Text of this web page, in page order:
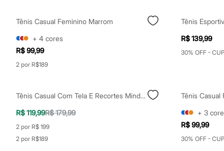
Chapéus e Bonés
Cintos
Carteiras
Óculos
Relógios
Calçados
Sapatos
Sandálias e Papetes
Tênis
Moda esportiva
Acessórios
Bermudas
Camisetas
Tênis Casual Feminino Marrom
+ 4 cores
R$ 99,99
2 por R$189
Tênis
R$ 139,99
30% OFF -
Tênis Casual Com Tela E Recortes Mindset Marrom
R$ 119,99R$ 179,99
2 por R$ 199
2 por R$189
Tênis Casual
+ 3
R$ 99,99
30% OFF -